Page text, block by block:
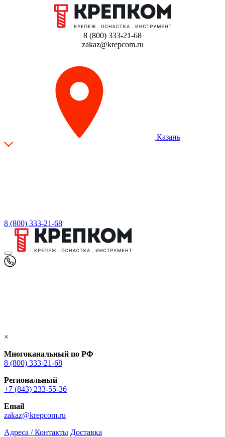
8 (800) 333-21-68
zakaz@krepcom.ru
Казань
8 (800) 333-21-68
×
Многоканальный по РФ
8 (800) 333‑21-68
Региональный
+7 (843) 233-55-36
Email
zakaz@krepcom.ru
Адреса / Контакты Доставка